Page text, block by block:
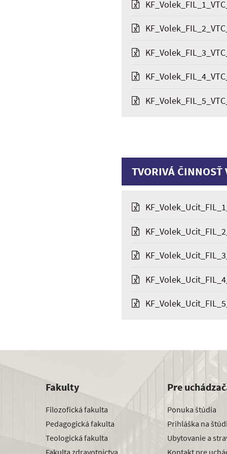
TVORIVÁ ČINNOSŤ
Fakulty
Filozofická fakulta
Pedagogická fakulta
Teologická fakulta
Fakulta zdravotníctva
Pre
Ponuka štúdia
Prihláška na
Ubytovanie a
Kontakt pre